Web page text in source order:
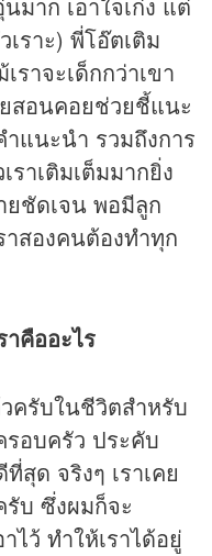
มาก เอาใจเก่ง แต่
ราะ) พี่โอ๊ตเติม
ราจะเด็กกว่าเขา
สอนคอยช่วยชี้แนะ
แนะนำ รวมถึงการ
าเติมเต็มมากยิ่ง
ยชัดเจน พอมีลูก
าสองคนต้องทำทุก
คืออะไร
ครับในชีวิตสำหรับ
อบครัว ประคับ
สุด จริงๆ เราเคย
บ ซึ่งผมก็จะ
ว้ ทำให้เราได้อยู่